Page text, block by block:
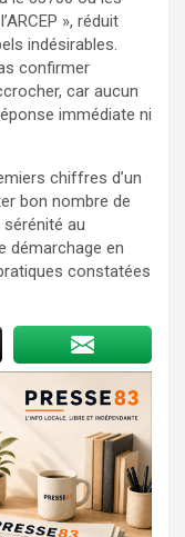
», réduit
indésirables.
confirmer
car aucun
immédiate ni
chiffres d’un
bon nombre de
au
démarchage en
constatées